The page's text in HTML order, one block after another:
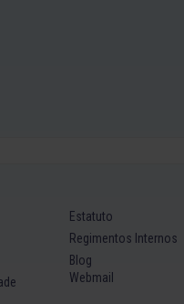
de ferramentas
Estatuto
Regimentos Internos
Blog
Webmail